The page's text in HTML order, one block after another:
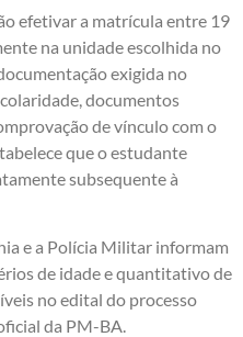
efetivar a matrícula entre 19
na unidade escolhida no
exigida no
documentos
de vínculo com o
que o estudante
subsequente à
e a Polícia Militar informam
de idade e quantitativo de
no edital do processo
da PM-BA.